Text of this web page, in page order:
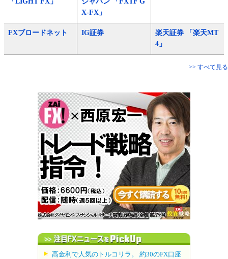
X-FX」
FXブロードネット IG証券
楽天証券 「楽天MT
4」
>> すべて見る
高金利で人気のトルコリラ。 約30のFX口座